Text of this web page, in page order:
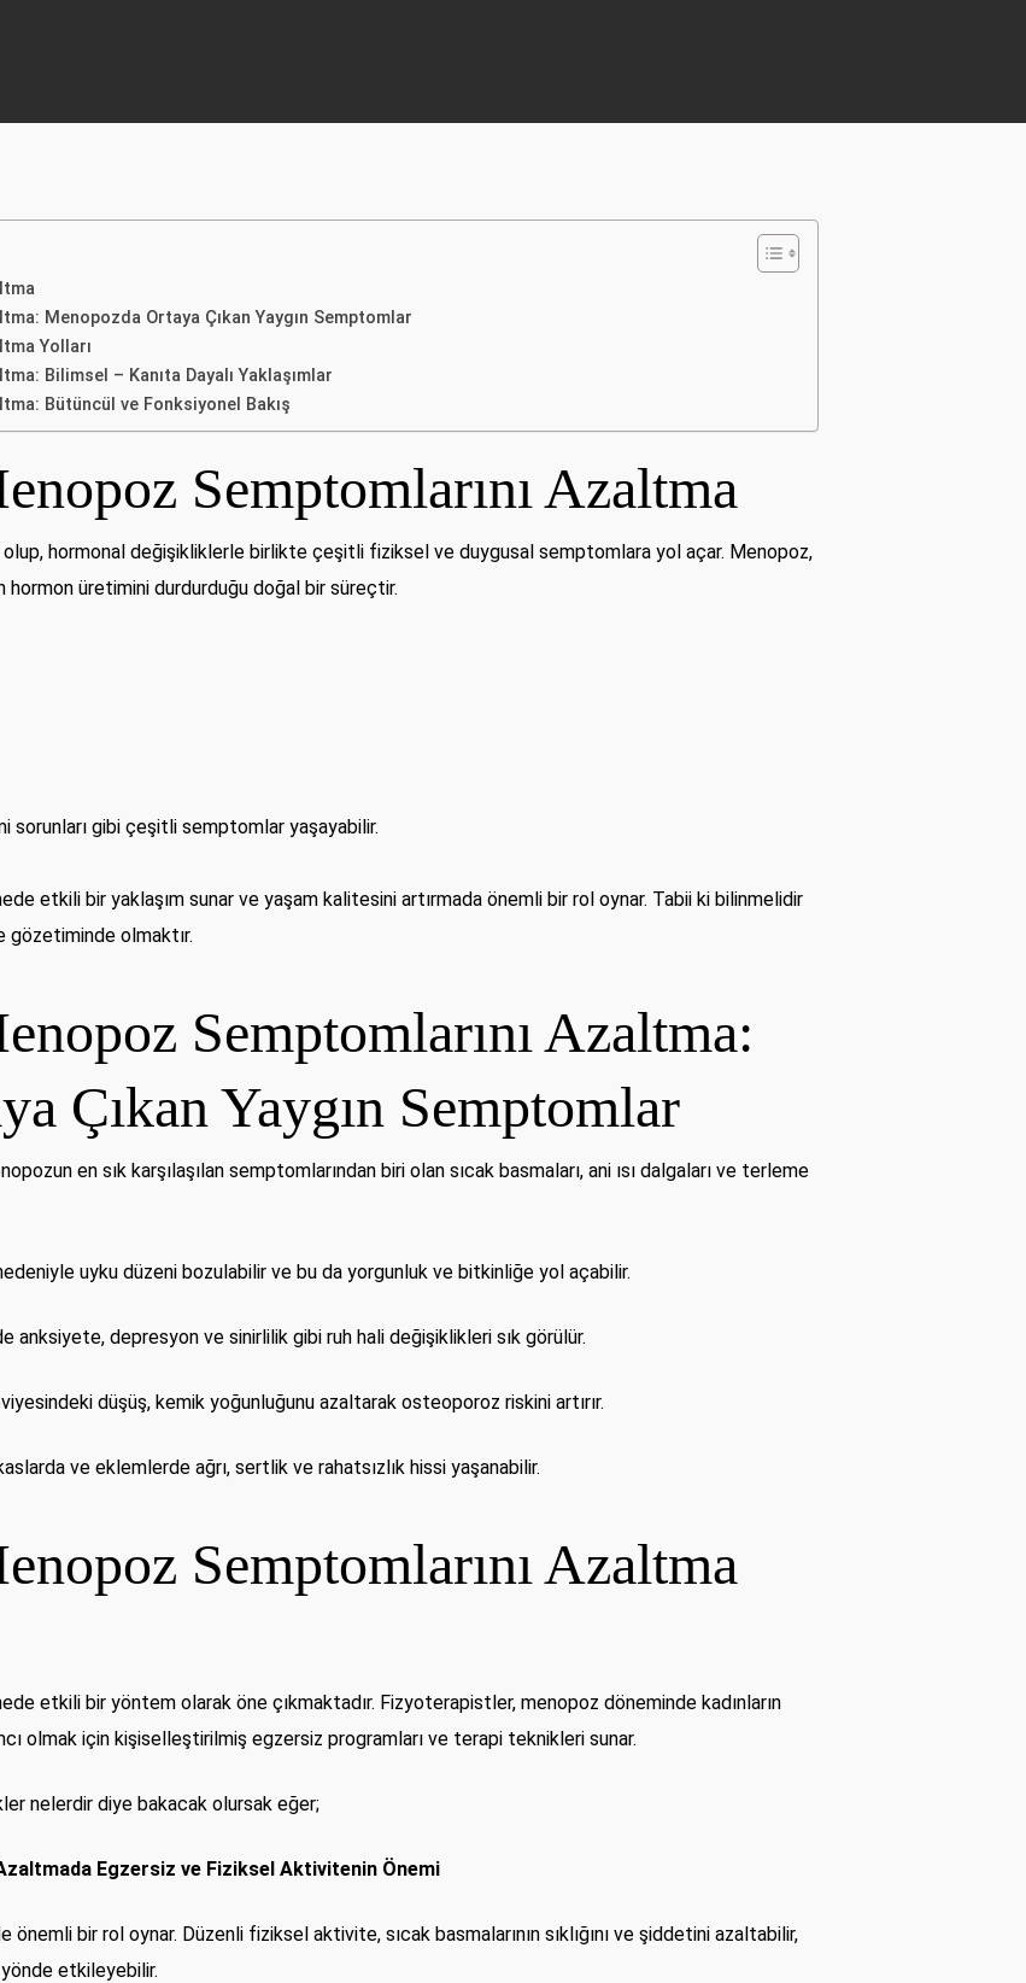
Menopozda Ortaya Çıkan Yaygın Semptomlar
Yolları
Bilimsel – Kanıta Dayalı Yaklaşımlar
Bütüncül ve Fonksiyonel Bakış
Semptomlarını Azaltma
olup, hormonal değişikliklerle birlikte çeşitli fiziksel ve duygusal semptomlara yol açar. Menopoz,
hormon üretimini durdurduğu doğal bir süreçtir.
gibi çeşitli semptomlar yaşayabilir.
etkili bir yaklaşım sunar ve yaşam kalitesini artırmada önemli bir rol oynar. Tabii ki bilinmelidir
gözetiminde olmaktır.
Semptomlarını Azaltma:
Çıkan Yaygın Semptomlar
en sık karşılaşılan semptomlarından biri olan sıcak basmaları, ani ısı dalgaları ve terleme
uyku düzeni bozulabilir ve bu da yorgunluk ve bitkinliğe yol açabilir.
anksiyete, depresyon ve sinirlilik gibi ruh hali değişiklikleri sık görülür.
düşüş, kemik yoğunluğunu azaltarak osteoporoz riskini artırır.
ve eklemlerde ağrı, sertlik ve rahatsızlık hissi yaşanabilir.
Semptomlarını Azaltma
etkili bir yöntem olarak öne çıkmaktadır. Fizyoterapistler, menopoz döneminde kadınların
olmak için kişiselleştirilmiş egzersiz programları ve terapi teknikleri sunar.
nelerdir diye bakacak olursak eğer;
Egzersiz ve Fiziksel Aktivitenin Önemi
bir rol oynar. Düzenli fiziksel aktivite, sıcak basmalarının sıklığını ve şiddetini azaltabilir,
etkileyebilir.